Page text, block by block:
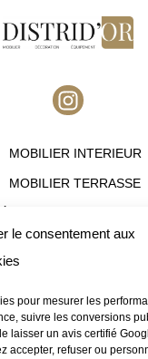
le consentement aux
pour mesurer les
suivre les conversions
laisser un avis certifié
accepter, refuser ou
I
n
t
a
r
a
MOBILIER INTERIEUR
MOBILIER TERRASSE
OFFRES DESTOCKAGES
:
?Appelez